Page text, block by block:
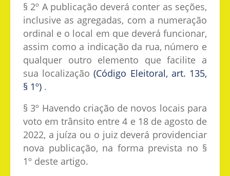
§ 2º A publicação deverá conter as seções,
inclusive as agregadas, com a numeração
ordinal e o local em que deverá funcionar,
assim como a indicação da rua, número e
qualquer outro elemento que facilite a
sua localização(Código Eleitoral, art. 135,
§ 1º) .
§ 3º Havendo criação de novos locais para
voto em trânsito entre 4 e 18 de agosto de
2022, a juíza ou o juiz deverá providenciar
nova publicação, na forma prevista no §
1º deste artigo.